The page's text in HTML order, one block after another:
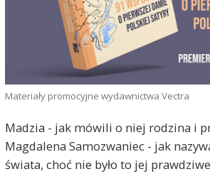
Materiały promocyjne wydawnictwa Vectra
Madzia - jak mówili o niej rodzina i
Magdalena Samozwaniec - jak
świata, choć nie było to jej